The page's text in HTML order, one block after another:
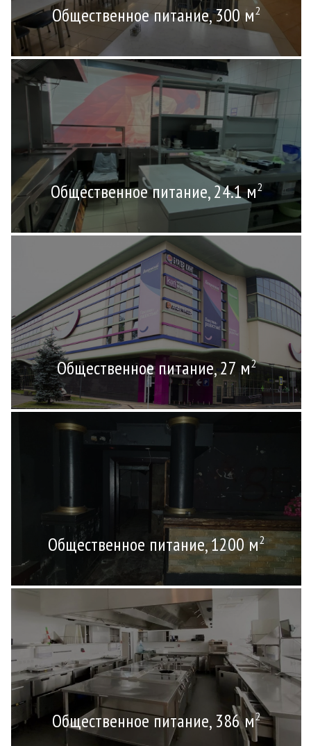
Общественное питание, 300 м2
Общественное питание, 24.1 м2
Общественное питание, 27 м2
Общественное питание, 1200 м2
Общественное питание, 386 м2